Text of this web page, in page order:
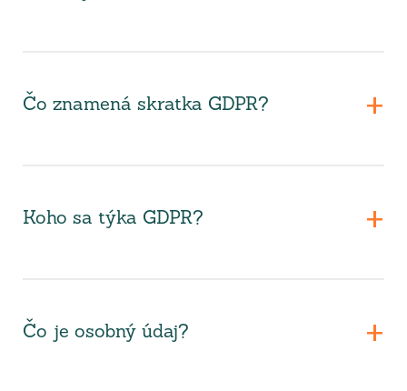
Čo znamená skratka GDPR?
Koho sa týka GDPR?
Čo je osobný údaj?